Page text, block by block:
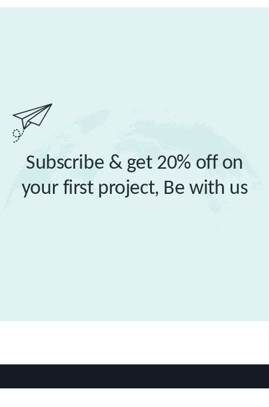
Subscribe & get 20% off on
your first project, Be with us